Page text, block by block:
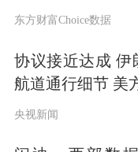
遍改善，银
显，推动可比
增长。二季
东方财富Choice数据
协议接近达成 伊
航道通行细节 美
央视新闻